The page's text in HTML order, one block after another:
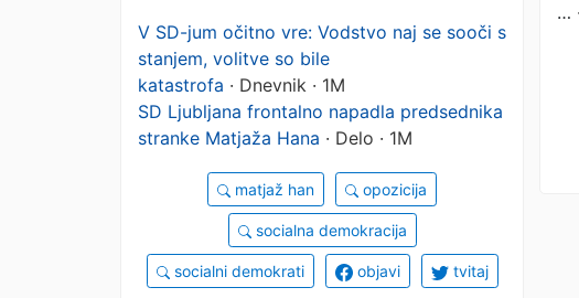
V SD-jum očitno vre: Vodstvo naj se sooči s
stanjem, volitve so bile
katastrofa · Dnevnik · 1M
SD Ljubljana frontalno napadla predsednika
stranke Matjaža Hana · Delo · 1M
matjaž han opozicija
socialna demokracija
socialni demokrati objavi tvitaj
…